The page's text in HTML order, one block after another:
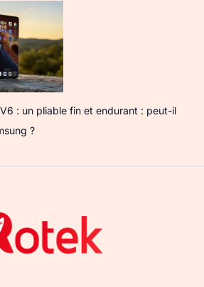
: un pliable fin et endurant : peut-il
?